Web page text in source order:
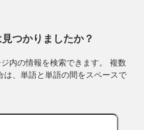
つかりましたか？
内の情報を検索できます。 複数
は、単語と単語の間をスペースで